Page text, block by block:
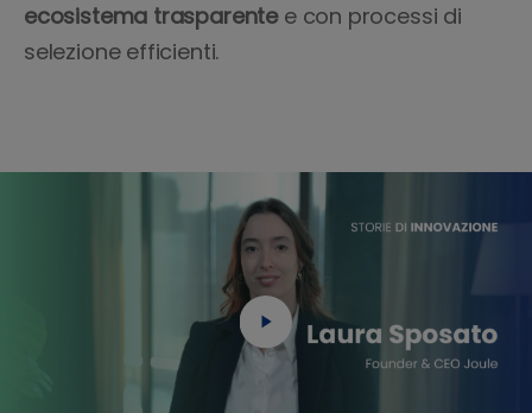
ecosistema trasparente e con processi di
selezione efficienti.